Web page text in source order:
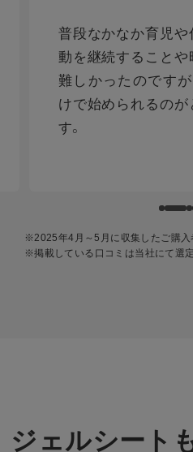
普段なかなか育児
動を継続すること
難しかったのです
けで始められるの
す。
※2025年4月～5月に収集したご購入
※掲載している⼝コミは当社にて選定
ジェルシート